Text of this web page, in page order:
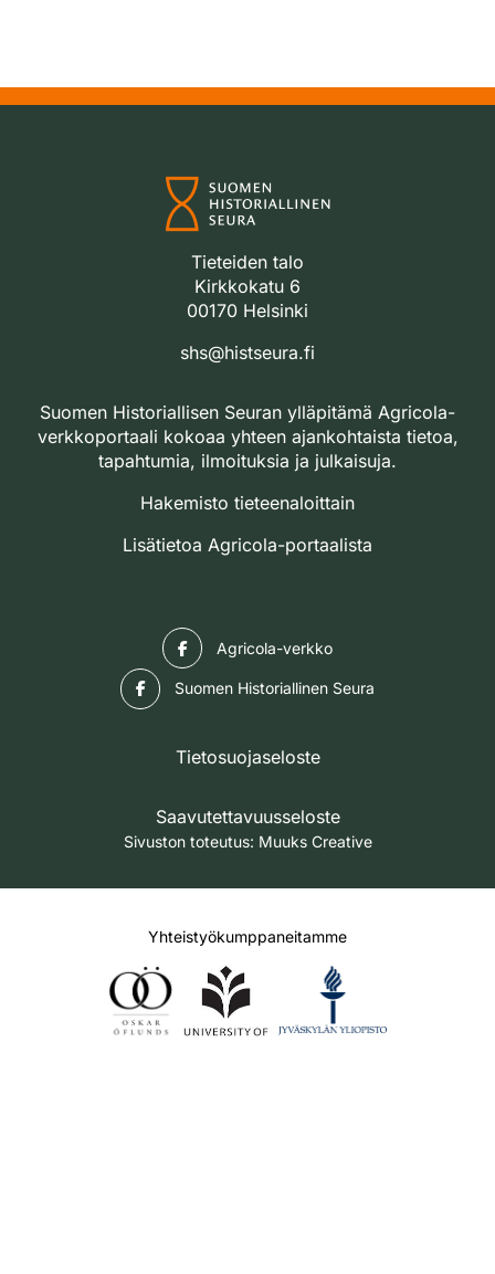
Tieteiden talo
Kirkkokatu 6
00170 Helsinki
shs@histseura.fi
Suomen Historiallisen Seuran ylläpitämä Agricola-
verkkoportaali kokoaa yhteen ajankohtaista tietoa,
tapahtumia, ilmoituksia ja julkaisuja.
Hakemisto tieteenaloittain
Lisätietoa Agricola-portaalista
Agricola-verkko
Suomen Historiallinen Seura
Tietosuojaseloste
Saavutettavuusseloste
Sivuston toteutus: Muuks Creative
Yhteistyökumppaneitamme